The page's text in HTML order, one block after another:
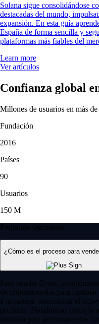
Solana sigue consolidándose
destacadas del mundo,
expansión. En esta guía
España de forma sencilla y
plataformas más fiables del
Learn more
Ver artículos
Confianza global
Millones de usuarios en más de
Fundación
2016
Países
90
Usuarios
150 M
Preguntas frecuentes
¿Cómo es el proceso para
Para vender Grass,
de criptomonedas para
a tu cartera, seleccionar el
prefieras. Plataformas como la
intuitiva para gestionar estos